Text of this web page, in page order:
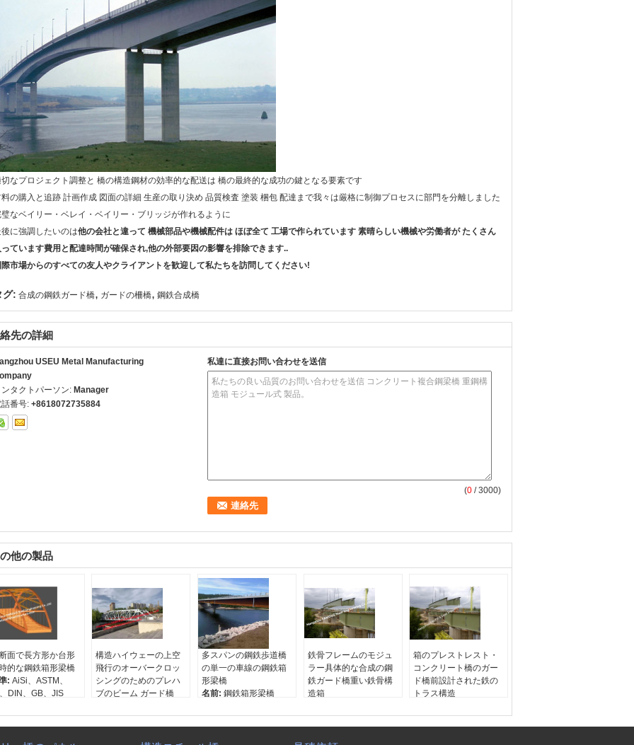
なプロジェクト調整と 橋の構造鋼材の効率的な配送は 橋の最終的な成功の鍵となる要素です
の購入と追跡 計画作成 図面の詳細 生産の取り決め 品質検査 塗装 梱包 配達まで我々は厳格に制御プロセスに部門を分離しました
なベイリー・ベレイ・ベイリー・ブリッジが作れるように
に強調したいのは他の会社と違って 機械部品や機械配件は ほぼ全て 工場で作られています 素晴らしい機械や労働者が たくさん
ています費用と配達時間が確保され,他の外部要因の影響を排除できます..
市場からのすべての友人やクライアントを歓迎して私たちを訪問してください!
グ: 合成の鋼鉄ガード橋, ガードの柵橋, 鋼鉄合成橋
先の詳細
USEU Metal Manufacturing
タクトパーソン: Manager
番号: +8618072735884
私達に直接お問い合わせを送信
(0 / 3000)
他の製品
面で長方形か台形
的な鋼鉄箱形梁橋
: AiSi、ASTM、
DIN、GB、JIS
:標準
構造ハイウェーの上空
飛行のオーバークロッ
シングのためのプレハ
ブのビーム ガード橋
学年:Q345B-Q460C
多スパンの鋼鉄歩道橋
の単一の車線の鋼鉄箱
形梁橋
名前: 鋼鉄箱形梁橋
寸法:カスタマイズされ
鉄骨フレームのモジュ
ラー具体的な合成の鋼
鉄ガード橋重い鉄骨構
造箱
橋
箱のプレストレスト・
コンクリート橋のガー
ド橋前設計された鉄の
トラス構造
学年:Q345B-Q460C